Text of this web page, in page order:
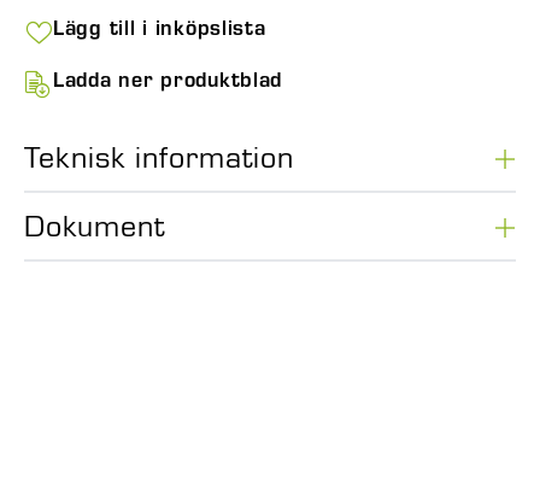
Lägg till i inköpslista
Ladda ner produktblad
Teknisk information
Dokument